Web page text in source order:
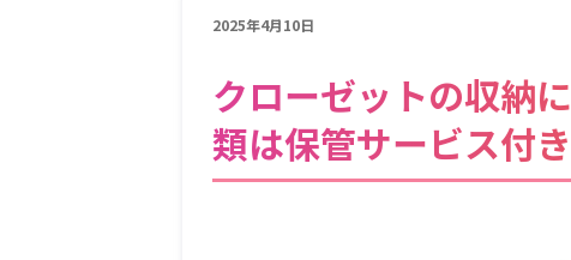
2025年4月10日
クローゼットの収納
類は保管サービス付